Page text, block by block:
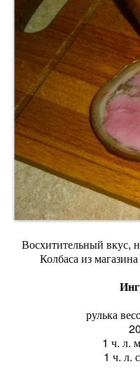
Восхитительный вкус,
Колбаса из
рулька
1 ч. л.
1 ч. л.